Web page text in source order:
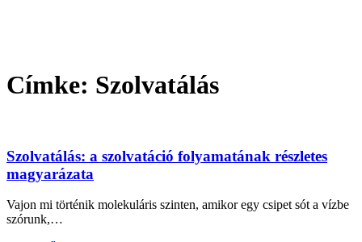
Címke: Szolvatálás
Szolvatálás: a szolvatáció folyamatának részletes
magyarázata
Vajon mi történik molekuláris szinten, amikor egy csipet sót a vízbe
szórunk,…